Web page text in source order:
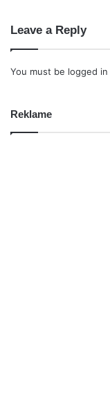
Leave a Reply
You must be logged in
Reklame